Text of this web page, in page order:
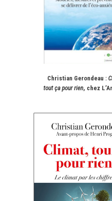
Christian Gerondeau :
tout ça pour rien, chez